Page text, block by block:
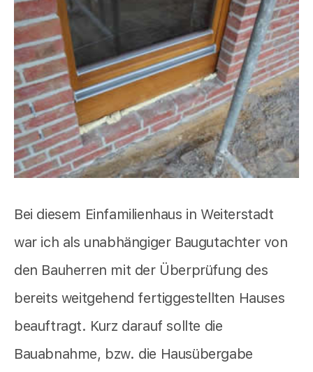
Bei diesem Einfamilienhaus in Weiterstadt
war ich als unabhängiger Baugutachter von
den Bauherren mit der Überprüfung des
bereits weitgehend fertiggestellten Hauses
beauftragt. Kurz darauf sollte die
Bauabnahme, bzw. die Hausübergabe